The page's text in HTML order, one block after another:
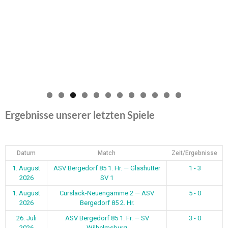
0 1 2
Ergebnisse unserer letzten Spiele
Datum Match Zeit/Ergebnisse
1. August
2026
ASV Bergedorf 85 1. Hr. — Glashütter
SV 1
1 - 3
1. August
2026
Curslack-Neuengamme 2 — ASV
Bergedorf 85 2. Hr.
5 - 0
26. Juli
ASV Bergedorf 85 1. Fr. — SV
3 - 0